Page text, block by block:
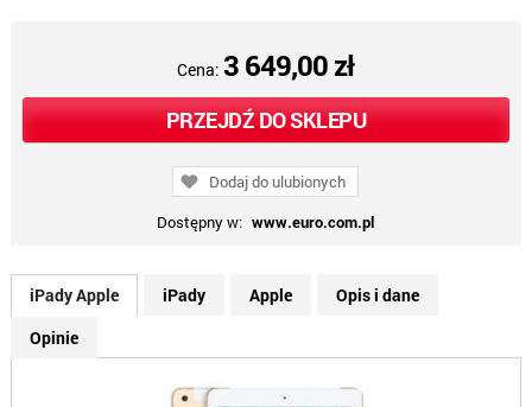
Cena:3 649,00 zł
PRZEJDŹ DO SKLEPU
Dodaj do ulubionych
Dostępny w: www.euro.com.pl
iPady Apple iPady Apple
Opis i dane
Opinie